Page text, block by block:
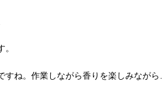
すね。作業しながら香りを楽しみなが